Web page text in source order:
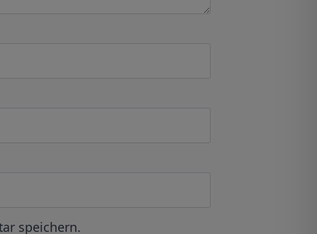
speichern.